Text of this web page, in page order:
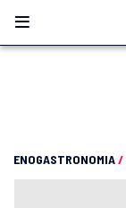
ENOGASTRONOMIA/